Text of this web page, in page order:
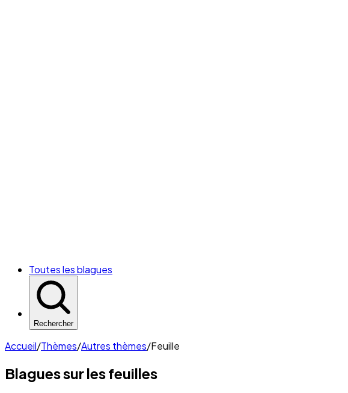
Toutes les blagues
Rechercher
Accueil/Thèmes/Autres thèmes/Feuille
Blagues sur lesfeuilles